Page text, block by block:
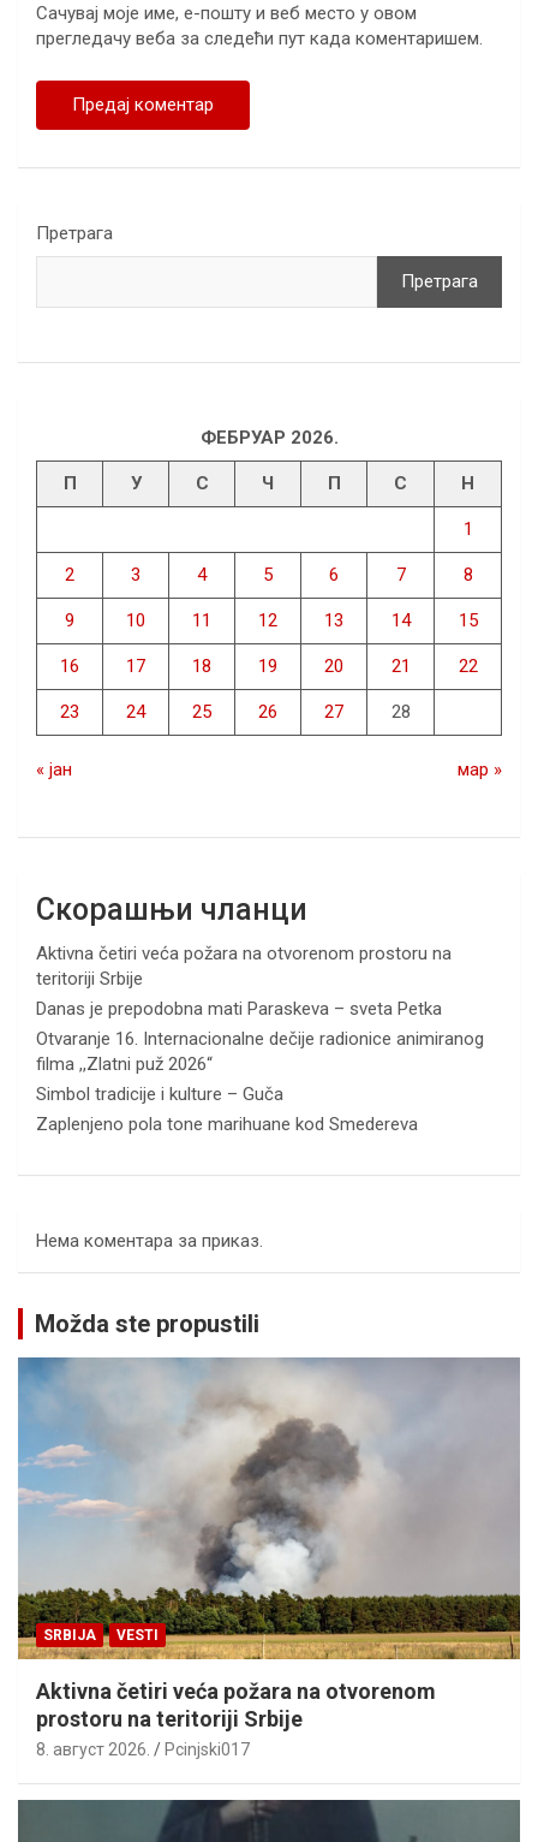
Сачувај моје име, е-пошту и веб место у овом
прегледачу веба за следећи пут када коментаришем.
Претрага
Претрага
ФЕБРУАР 2026.
П У С Ч П С Н
1
2 3 4 5 6 7 8
9 10 11 12 13 14 15
16 17 18 19 20 21 22
23 24 25 26 27 28
« јан мар »
Скорашњи чланци
Aktivna četiri veća požara na otvorenom prostoru na
teritoriji Srbije
Danas je prepodobna mati Paraskeva – sveta Petka
Otvaranje 16. Internacionalne dečije radionice animiranog
filma ,,Zlatni puž 2026“
Simbol tradicije i kulture – Guča
Zaplenjeno pola tone marihuane kod Smedereva
Нема коментара за приказ.
Možda ste propustili
SRBIJA VESTI
Aktivna četiri veća požara na otvorenom
prostoru na teritoriji Srbije
8. август 2026. Pcinjski017